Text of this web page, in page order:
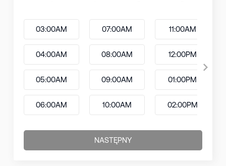
03:00AM
04:00AM
05:00AM
06:00AM
07:00AM
08:00AM
09:00AM
10:00AM
11:00AM
12:00PM
01:00PM
02:00PM
NASTĘPNY